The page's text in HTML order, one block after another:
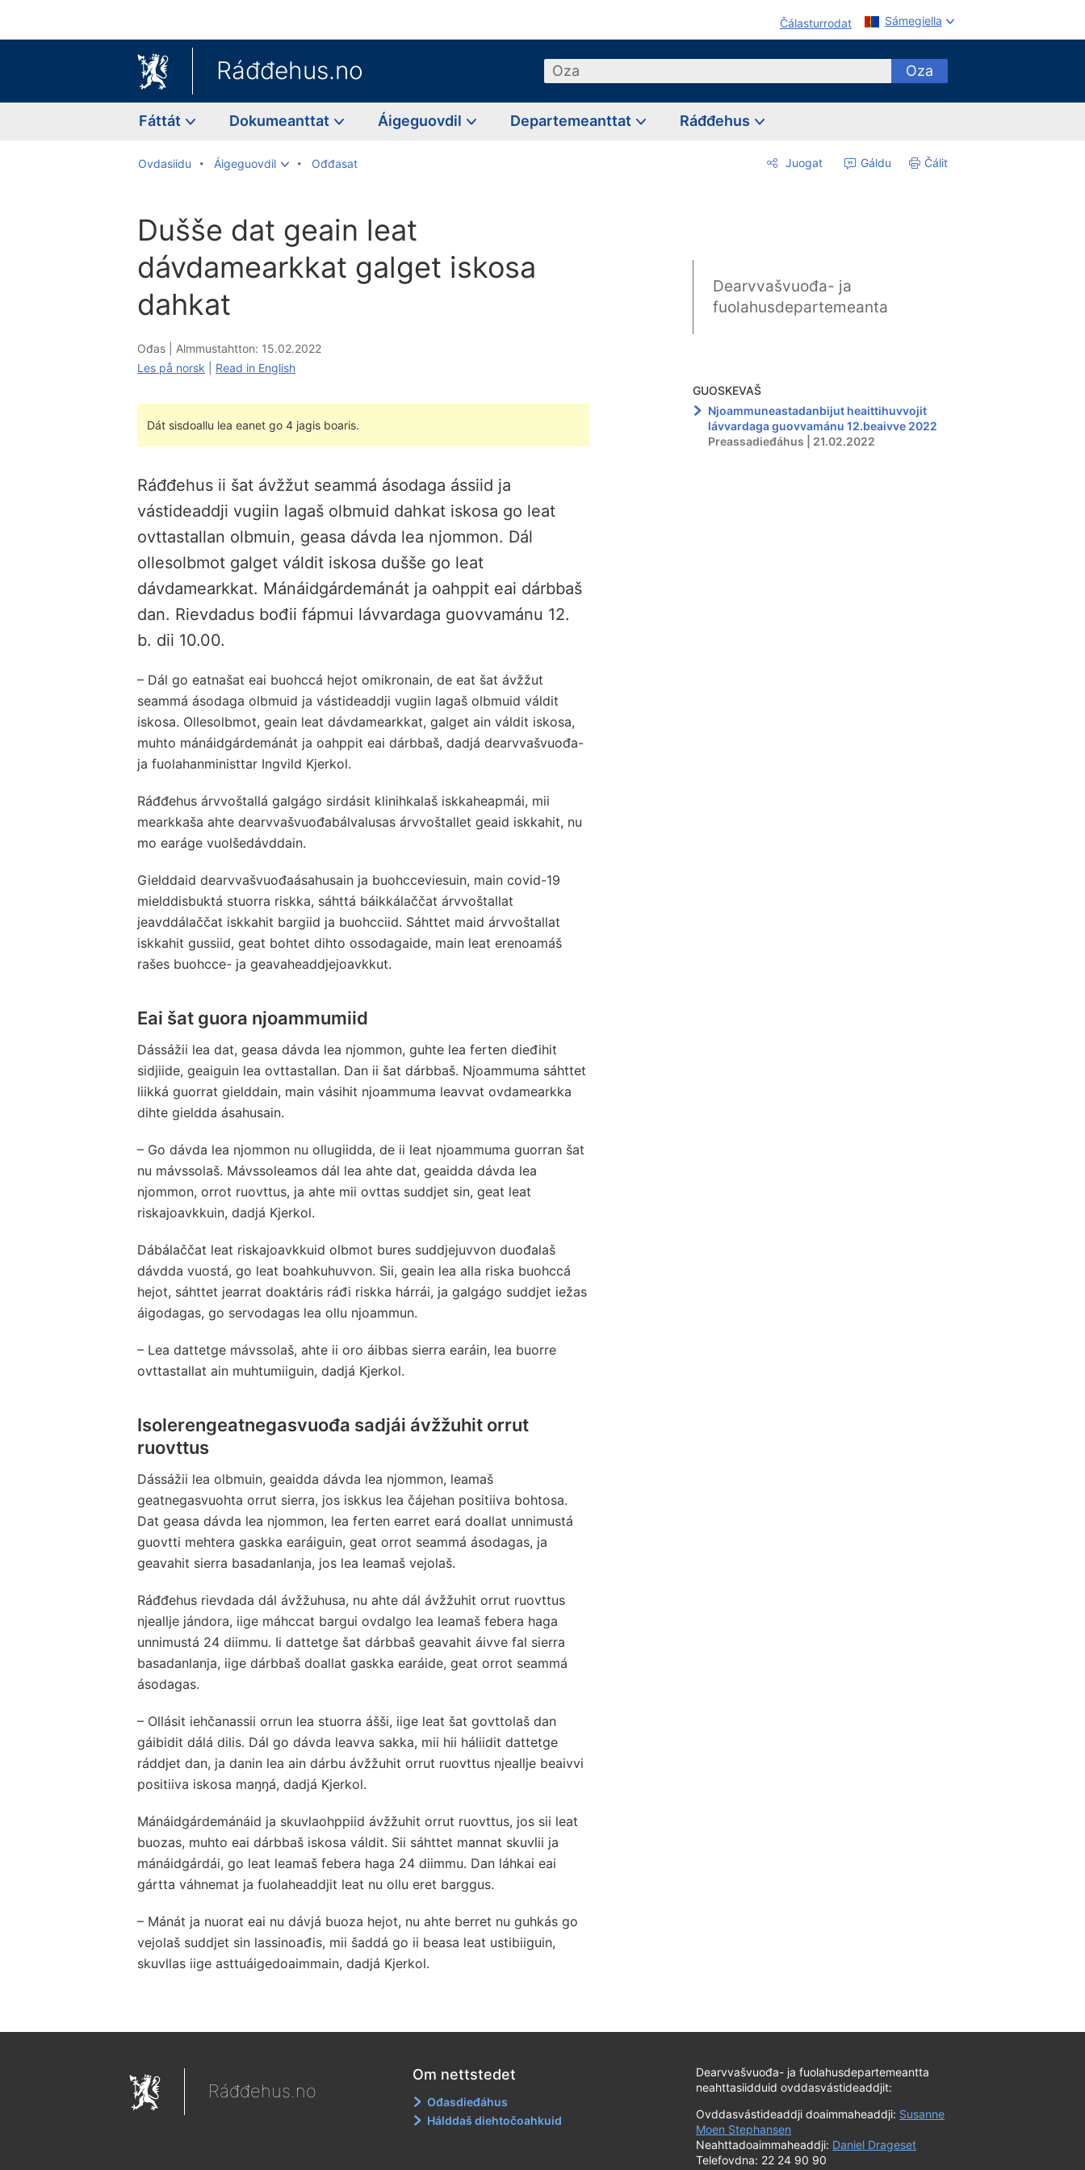
Čálasturrodat Sámegiella
Ráđđehus.no Oza Oza
Fáttát Dokumeanttat Áigeguovdil Departemeanttat Ráđđehus
Ovdasiidu Áigeguovdil Ođđasat Juogat Gáldu Čálit
Dušše dat geain leat
dávdamearkkat galget iskosa
dahkat
Ođas | Almmustahtton: 15.02.2022
Les på norsk
Read in English
Dát sisdoallu lea eanet go 4 jagis boaris.
Ráđđehus ii šat ávžžut seammá ásodaga ássiid ja
vástideaddji vugiin lagaš olbmuid dahkat iskosa go leat
ovttastallan olbmuin, geasa dávda lea njommon. Dál
ollesolbmot galget váldit iskosa dušše go leat
dávdamearkkat. Mánáidgárdemánát ja oahppit eai dárbbaš
dan. Rievdadus bođii fápmui lávvardaga guovvamánu 12.
b. dii 10.00.
– Dál go eatnašat eai buohccá hejot omikronain, de eat šat ávžžut
seammá ásodaga olbmuid ja vástideaddji vugiin lagaš olbmuid váldit
iskosa. Ollesolbmot, geain leat dávdamearkkat, galget ain váldit iskosa,
muhto mánáidgárdemánát ja oahppit eai dárbbaš, dadjá dearvvašvuođa-
ja fuolahanministtar Ingvild Kjerkol.
Ráđđehus árvvoštallá galgágo sirdásit klinihkalaš iskkaheapmái, mii
mearkkaša ahte dearvvašvuođabálvalusas árvvoštallet geaid iskkahit, nu
mo earáge vuolšedávddain.
Gielddaid dearvvašvuođaásahusain ja buohcceviesuin, main covid-19
mielddisbuktá stuorra riskka, sáhttá báikkálaččat árvvoštallat
jeavddálaččat iskkahit bargiid ja buohcciid. Sáhttet maid árvvoštallat
iskkahit gussiid, geat bohtet dihto ossodagaide, main leat erenoamáš
rašes buohcce- ja geavaheaddjejoavkkut.
Eai šat guora njoammumiid
Dássážii lea dat, geasa dávda lea njommon, guhte lea ferten dieđihit
sidjiide, geaiguin lea ovttastallan. Dan ii šat dárbbaš. Njoammuma sáhttet
liikká guorrat gielddain, main vásihit njoammuma leavvat ovdamearkka
dihte gieldda ásahusain.
– Go dávda lea njommon nu ollugiidda, de ii leat njoammuma guorran šat
nu mávssolaš. Mávssoleamos dál lea ahte dat, geaidda dávda lea
njommon, orrot ruovttus, ja ahte mii ovttas suddjet sin, geat leat
riskajoavkkuin, dadjá Kjerkol.
Dábálaččat leat riskajoavkkuid olbmot bures suddjejuvvon duođalaš
dávdda vuostá, go leat boahkuhuvvon. Sii, geain lea alla riska buohccá
hejot, sáhttet jearrat doaktáris ráđi riskka hárrái, ja galgágo suddjet iežas
áigodagas, go servodagas lea ollu njoammun.
– Lea dattetge mávssolaš, ahte ii oro áibbas sierra earáin, lea buorre
ovttastallat ain muhtumiiguin, dadjá Kjerkol.
Isolerengeatnegasvuođa sadjái ávžžuhit orrut
ruovttus
Dássážii lea olbmuin, geaidda dávda lea njommon, leamaš
geatnegasvuohta orrut sierra, jos iskkus lea čájehan positiiva bohtosa.
Dat geasa dávda lea njommon, lea ferten earret eará doallat unnimustá
guovtti mehtera gaskka earáiguin, geat orrot seammá ásodagas, ja
geavahit sierra basadanlanja, jos lea leamaš vejolaš.
Ráđđehus rievdada dál ávžžuhusa, nu ahte dál ávžžuhit orrut ruovttus
njeallje jándora, iige máhccat bargui ovdalgo lea leamaš febera haga
unnimustá 24 diimmu. Ii dattetge šat dárbbaš geavahit áivve fal sierra
basadanlanja, iige dárbbaš doallat gaskka earáide, geat orrot seammá
ásodagas.
– Ollásit iehčanassii orrun lea stuorra ášši, iige leat šat govttolaš dan
gáibidit dálá dilis. Dál go dávda leavva sakka, mii hii háliidit dattetge
ráddjet dan, ja danin lea ain dárbu ávžžuhit orrut ruovttus njeallje beaivvi
positiiva iskosa maŋŋá, dadjá Kjerkol.
Mánáidgárdemánáid ja skuvlaohppiid ávžžuhit orrut ruovttus, jos sii leat
buozas, muhto eai dárbbaš iskosa váldit. Sii sáhttet mannat skuvlii ja
mánáidgárdái, go leat leamaš febera haga 24 diimmu. Dan láhkai eai
gártta váhnemat ja fuolaheaddjit leat nu ollu eret barggus.
– Mánát ja nuorat eai nu dávjá buoza hejot, nu ahte berret nu guhkás go
vejolaš suddjet sin lassinoađis, mii šaddá go ii beasa leat ustibiiguin,
skuvllas iige asttuáigedoaimmain, dadjá Kjerkol.
Dearvvašvuođa- ja
fuolahusdepartemeanta
GUOSKEVAŠ
Njoammuneastadanbijut heaittihuvvojit
lávvardaga guovvamánu 12.beaivve 2022
Preassadieđáhus | 21.02.2022
Ráđđehus.no
Om nettstedet
Ođasdieđáhus
Hálddaš diehtočoahkuid
Dearvvašvuođa- ja fuolahusdepartemeantta
neahttasiidduid ovddasvástideaddjit:
Ovddasvástideaddji doaimmaheaddji: Susanne
Moen Stephansen
Neahttadoaimmaheaddji: Daniel Drageset
Telefovdna: 22 24 90 90